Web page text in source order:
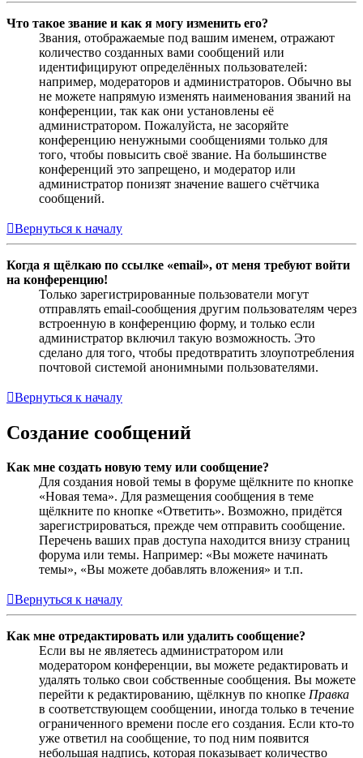
Что такое звание и как я могу изменить его?
Звания, отображаемые под вашим именем, отражают
количество созданных вами сообщений или
идентифицируют определённых пользователей:
например, модераторов и администраторов. Обычно вы
не можете напрямую изменять наименования званий на
конференции, так как они установлены её
администратором. Пожалуйста, не засоряйте
конференцию ненужными сообщениями только для
того, чтобы повысить своё звание. На большинстве
конференций это запрещено, и модератор или
администратор понизят значение вашего счётчика
сообщений.
Вернуться к началу
Когда я щёлкаю по ссылке «email», от меня требуют войти
на конференцию!
Только зарегистрированные пользователи могут
отправлять email-сообщения другим пользователям через
встроенную в конференцию форму, и только если
администратор включил такую возможность. Это
сделано для того, чтобы предотвратить злоупотребления
почтовой системой анонимными пользователями.
Вернуться к началу
Создание сообщений
Как мне создать новую тему или сообщение?
Для создания новой темы в форуме щёлкните по кнопке
«Новая тема». Для размещения сообщения в теме
щёлкните по кнопке «Ответить». Возможно, придётся
зарегистрироваться, прежде чем отправить сообщение.
Перечень ваших прав доступа находится внизу страниц
форума или темы. Например: «Вы можете начинать
темы», «Вы можете добавлять вложения» и т.п.
Вернуться к началу
Как мне отредактировать или удалить сообщение?
Если вы не являетесь администратором или
модератором конференции, вы можете редактировать и
удалять только свои собственные сообщения. Вы можете
перейти к редактированию, щёлкнув по кнопке Правка
в соответствующем сообщении, иногда только в течение
ограниченного времени после его создания. Если кто-то
уже ответил на сообщение, то под ним появится
небольшая надпись, которая показывает количество